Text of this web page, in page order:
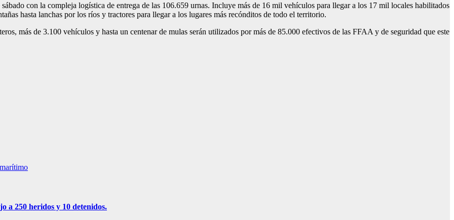
con la compleja logística de entrega de las 106.659 urnas. Incluye más de 16 mil vehículos para llegar a los 17 mil locales habilitados
hasta lanchas por los ríos y tractores para llegar a los lugares más recónditos de todo el territorio.
más de 3.100 vehículos y hasta un centenar de mulas serán utilizados por más de 85.000 efectivos de las FFAA y de seguridad que este
a 250 heridos y 10 detenidos.